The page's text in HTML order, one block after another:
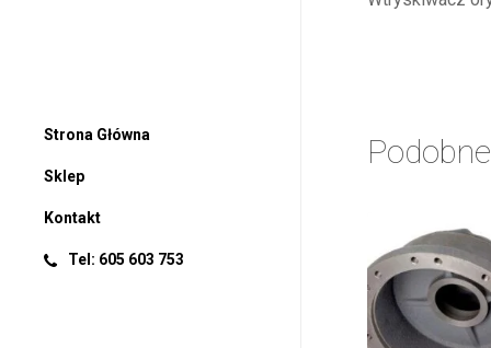
Strona Główna
Sklep
Kontakt
Tel: 605 603 753